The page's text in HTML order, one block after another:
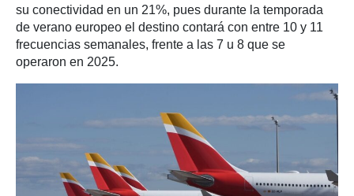
su conectividad en un 21%, pues durante la temporada
de verano europeo el destino contará con entre 10 y 11
frecuencias semanales, frente a las 7 u 8 que se
operaron en 2025.